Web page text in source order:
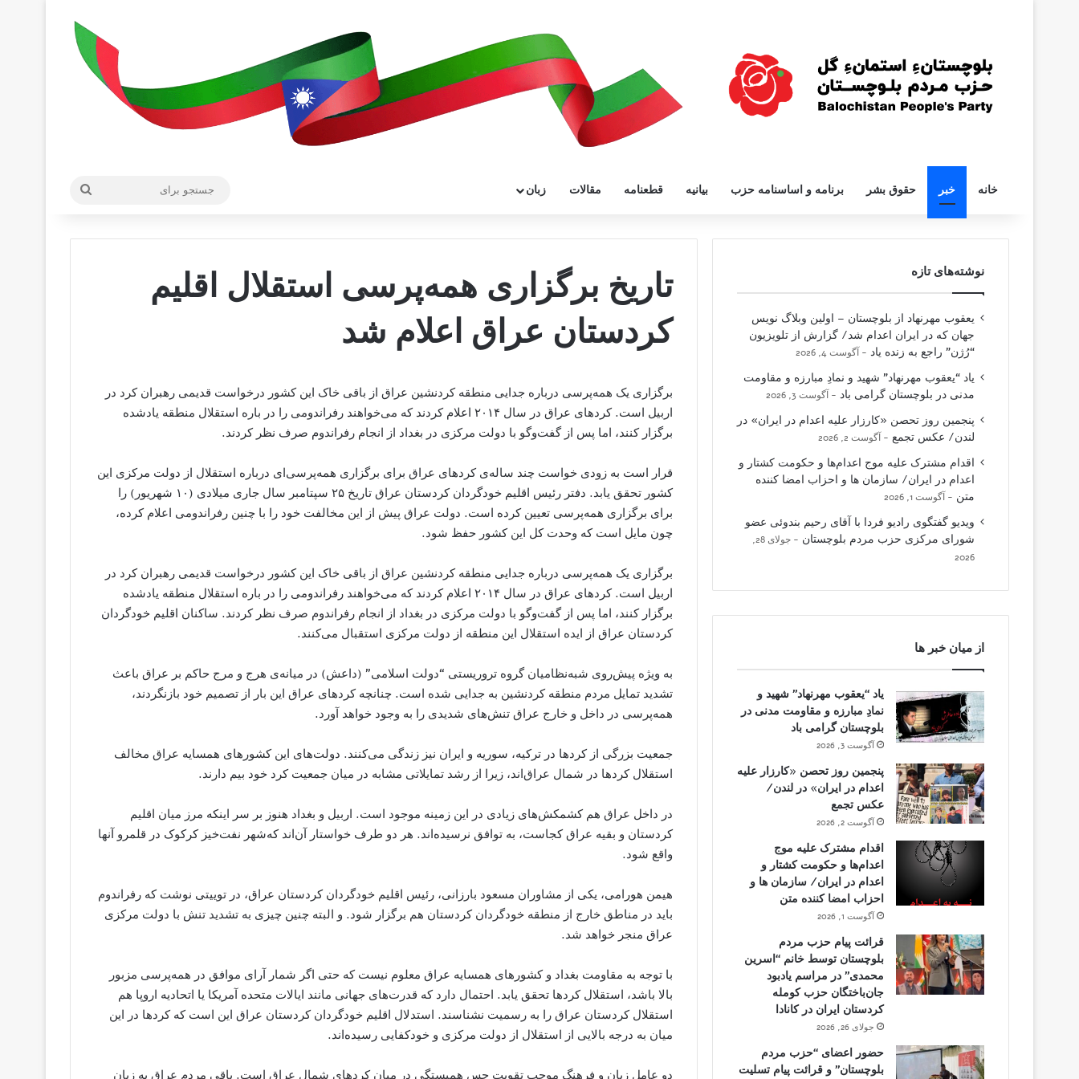
خانه خبر حقوق بشر برنامه و اساسنامه حزب بیانیه قطعنامه مقالات زبان
تاریخ برگزاری همه‌پرسی استقلال اقلیم
کردستان عراق اعلام شد
برگزاری یک همه‌پرسی درباره جدایی منطقه کردنشین عراق از باقی خاک این کشور درخواست قدیمی رهبران کرد در
اربیل است. کردهای عراق در سال ۲۰۱۴ اعلام کردند که می‌خواهند رفراندومی را در باره استقلال منطقه یادشده
برگزار کنند، اما پس از گفت‌وگو با دولت مرکزی در بغداد از انجام رفراندوم صرف نظر کردند.
قرار است به زودی خواست چند ساله‌ی کردهای عراق برای برگزاری همه‌پرسی‌ای درباره استقلال از دولت مرکزی این
کشور تحقق یابد. دفتر رئیس اقلیم خودگردان کردستان عراق تاریخ ۲۵ سپتامبر سال جاری میلادی (۱۰ شهریور) را
برای برگزاری همه‌پرسی تعیین کرده است. دولت عراق پیش از این مخالفت خود را با چنین رفراندومی اعلام کرده،
چون مایل است که وحدت کل این کشور حفظ شود.
برگزاری یک همه‌پرسی درباره جدایی منطقه کردنشین عراق از باقی خاک این کشور درخواست قدیمی رهبران کرد در
اربیل است. کردهای عراق در سال ۲۰۱۴ اعلام کردند که می‌خواهند رفراندومی را در باره استقلال منطقه یادشده
برگزار کنند، اما پس از گفت‌وگو با دولت مرکزی در بغداد از انجام رفراندوم صرف نظر کردند. ساکنان اقلیم خودگردان
کردستان عراق از ایده استقلال این منطقه از دولت مرکزی استقبال می‌کنند.
به ویژه پیش‌روی شبه‌نظامیان گروه تروریستی “دولت اسلامی” (داعش) در میانه‌ی هرج و مرج حاکم بر عراق باعث
تشدید تمایل مردم منطقه کردنشین به جدایی شده است. چنانچه کردهای عراق این بار از تصمیم خود بازنگردند،
همه‌پرسی در داخل و خارج عراق تنش‌های شدیدی را به وجود خواهد آورد.
جمعیت بزرگی از کردها در ترکیه، سوریه و ایران نیز زندگی می‌کنند. دولت‌های این کشورهای همسایه عراق مخالف
استقلال کردها در شمال عراق‌اند، زیرا از رشد تمایلاتی مشابه در میان جمعیت کرد خود بیم دارند.
در داخل عراق هم کشمکش‌های زیادی در این زمینه موجود است. اربیل و بغداد هنوز بر سر اینکه مرز میان اقلیم
کردستان و بقیه عراق کجاست، به توافق نرسیده‌اند. هر دو طرف خواستار آن‌اند که‌شهر نفت‌خیز کرکوک در قلمرو آنها
واقع شود.
هیمن هورامی‌، یکی از مشاوران مسعود بارزانی، رئیس اقلیم خودگردان کردستان عراق، در توییتی نوشت که رفراندوم
باید در مناطق خارج از منطقه خودگردان کردستان هم برگزار شود. و البته چنین چیزی به تشدید تنش با دولت مرکزی
عراق منجر خواهد شد.
با توجه به مقاومت بغداد و کشورهای همسایه عراق معلوم نیست که حتی اگر شمار آرای موافق در همه‌پرسی مزبور
بالا باشد، استقلال کردها تحقق یابد. احتمال دارد که قدرت‌های جهانی مانند ایالات متحده آمریکا یا اتحادیه اروپا هم
استقلال کردستان عراق را به رسمیت نشناسند. استدلال اقلیم خودگردان کردستان عراق این است که کردها در این
میان به درجه بالایی از استقلال از دولت مرکزی و خودکفایی رسیده‌اند.
دو عامل زبان و فرهنگ موجب تقویت حس همبستگی در میان کردهای شمال عراق است. باقی مردم عراق به زبان
نوشته‌های تازه
یعقوب مهرنهاد از بلوچستان – اولین وبلاگ نویس
جهان که در ایران اعدام شد/ گزارش از تلویزیون
“رُژن” راجع به زنده یاد
آگوست 4, 2026
یاد “یعقوب مهرنهاد” شهید و نمادِ مبارزه و مقاومت
مدنی در بلوچستان گرامی باد
آگوست 3, 2026
پنجمین روز تحصن «کارزار علیه اعدام در ایران» در
لندن/ عکس تجمع
آگوست 2, 2026
اقدام مشترک علیه موج اعدام‌ها و حکومت کشتار و
اعدام در ایران/ سازمان ها و احزاب امضا کننده
متن
آگوست 1, 2026
ویدیو گفتگوی رادیو فردا با آقای رحیم بندوئی عضو
شورای مرکزی حزب مردم بلوچستان
جولای 28,
2026
از میان خبر ها
یاد “یعقوب مهرنهاد” شهید و
نمادِ مبارزه و مقاومت مدنی در
بلوچستان گرامی باد
آگوست 3, 2026
پنجمین روز تحصن «کارزار علیه
اعدام در ایران» در لندن/
عکس تجمع
آگوست 2, 2026
اقدام مشترک علیه موج
اعدام‌ها و حکومت کشتار و
اعدام در ایران/ سازمان ها و
احزاب امضا کننده متن
آگوست 1, 2026
قرائت پیام حزب مردم
بلوچستان توسط خانم “اسرین
محمدی” در مراسم یادبود
جان‌باختگان حزب کومله
کردستان ایران در کانادا
جولای 26, 2026
حضور اعضای “حزب مردم
بلوچستان” و قرائت پیام تسلیت